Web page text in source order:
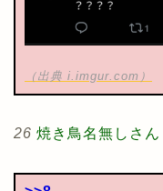
（出典 i.imgur.com）
26 焼き鳥名無しさん